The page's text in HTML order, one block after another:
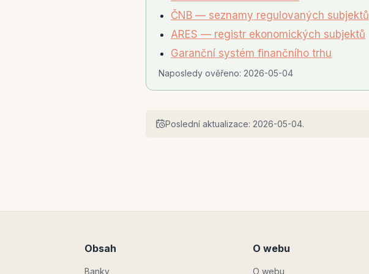
ČNB — seznamy regulovaných subjektů
ARES — registr ekonomických subjektů
Garanční systém finančního trhu
Naposledy ověřeno: 2026-05-04
Poslední aktualizace: 2026-05-04.
Obsah
Banky
O webu
O webu